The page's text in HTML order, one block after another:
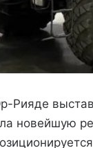
Рияде
новейшую